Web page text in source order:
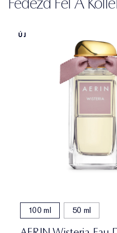
ÚJ
100 ml 50 ml